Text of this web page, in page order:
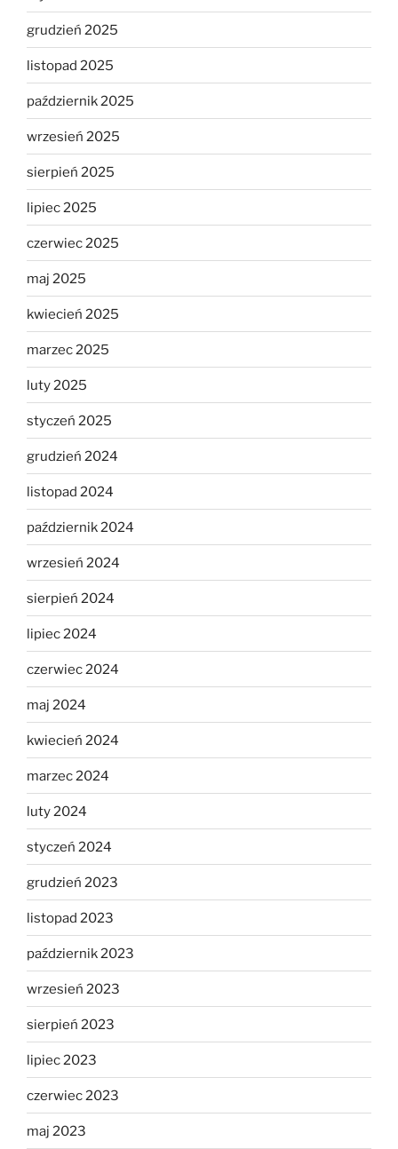
grudzień 2025
listopad 2025
październik 2025
wrzesień 2025
sierpień 2025
lipiec 2025
czerwiec 2025
maj 2025
kwiecień 2025
marzec 2025
luty 2025
styczeń 2025
grudzień 2024
listopad 2024
październik 2024
wrzesień 2024
sierpień 2024
lipiec 2024
czerwiec 2024
maj 2024
kwiecień 2024
marzec 2024
luty 2024
styczeń 2024
grudzień 2023
listopad 2023
październik 2023
wrzesień 2023
sierpień 2023
lipiec 2023
czerwiec 2023
maj 2023